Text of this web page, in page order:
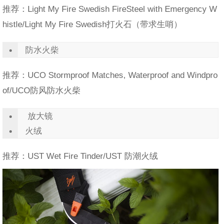
推荐：Light My Fire Swedish FireSteel with Emergency W
histle/Light My Fire Swedish打火石（带求生哨）
防水火柴
推荐：UCO Stormproof Matches, Waterproof and Windpro
of/UCO防风防水火柴
放大镜
火绒
推荐：UST Wet Fire Tinder/UST 防潮火绒